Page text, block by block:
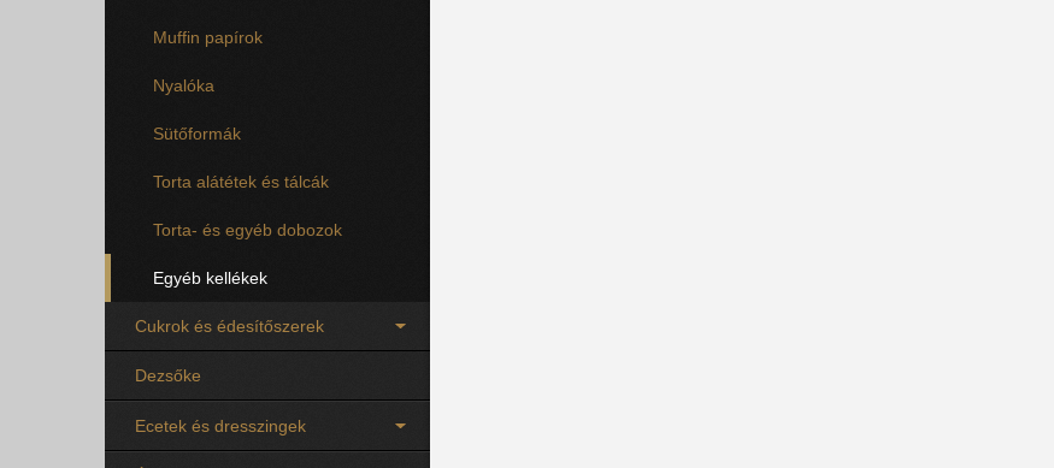
Muffin papírok
Nyalóka
Sütőformák
Torta alátétek és tálcák
Torta- és egyéb dobozok
Egyéb kellékek
Cukrok és édesítőszerek
Dezsőke
Ecetek és dresszingek